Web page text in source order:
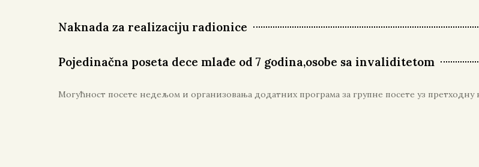
Naknada za realizaciju radionice
Pojedinačna poseta dece mlađe od 7 godina,osobe sa invaliditetom
Могућност посете недељом и организовања додатних програма за групне посете уз претходну